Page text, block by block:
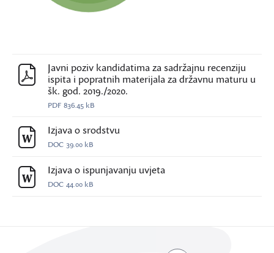
Javni poziv kandidatima za sadržajnu recenziju
ispita i popratnih materijala za državnu maturu u
šk. god. 2019./2020.
PDF 836.45 kB
Izjava o srodstvu
DOC 39.00 kB
Izjava o ispunjavanju uvjeta
DOC 44.00 kB